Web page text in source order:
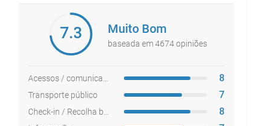
7.3 Muito Bom
baseada em 4674 opiniões
8
Transporte público 7
8